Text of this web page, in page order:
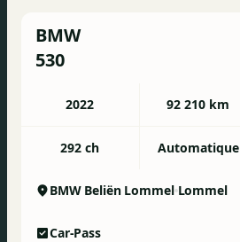
BMW
530
2022 92 210 km
292 ch Automatique
BMW Beliën Lommel Lommel
Car-Pass